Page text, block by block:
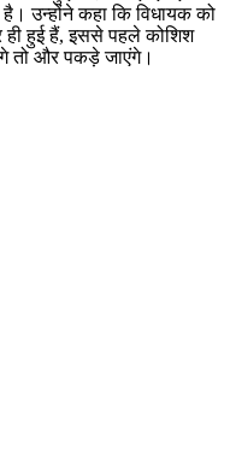
है। उन्होंने कहा कि विधायक को
ही हुई हैं, इससे पहले कोशिश
तो और पकड़े जाएंगे।